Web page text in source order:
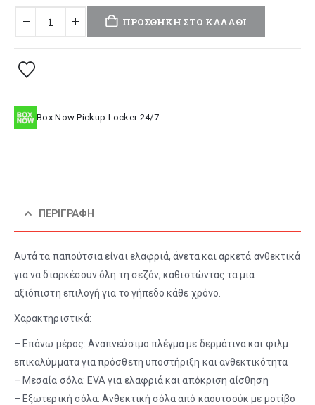
ΠΡΟΣΘΉΚΗ ΣΤΟ ΚΑΛΆΘΙ
Box Now Pickup Locker 24/7
ΠΕΡΙΓΡΑΦΉ
Αυτά τα παπούτσια είναι ελαφριά, άνετα και αρκετά ανθεκτικά
για να διαρκέσουν όλη τη σεζόν, καθιστώντας τα μια
αξιόπιστη επιλογή για το γήπεδο κάθε χρόνο.
Χαρακτηριστικά:
– Επάνω μέρος: Αναπνεύσιμο πλέγμα με δερμάτινα και φιλμ
επικαλύμματα για πρόσθετη υποστήριξη και ανθεκτικότητα
– Μεσαία σόλα: EVA για ελαφριά και απόκριση αίσθηση
– Εξωτερική σόλα: Ανθεκτική σόλα από καουτσούκ με μοτίβο